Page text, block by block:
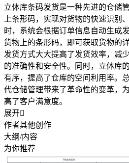
立体库条码发货是一种先进的仓储
上条形码，实现对货物的快速识别
时，系统会根据订单信息自动生成
货物上的条形码，即可获取货物的
发货方式大大提高了发货效率，减
的准确性和安全性。同时，立体库
有序，提高了仓库的空间利用率。
代仓储管理带来了革命性的变革，
高了客户满意度。
展开
作者其他创作
大纲/内容
为你推荐